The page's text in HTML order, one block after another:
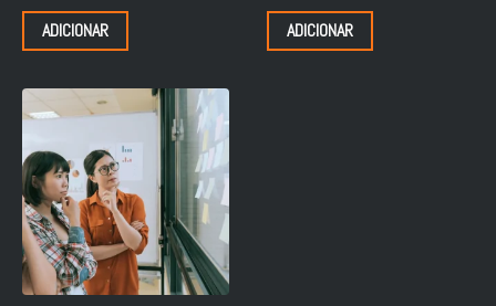
ADICIONAR
original
era:
200,00 €.
atual
160,00 €.
ADICIONAR